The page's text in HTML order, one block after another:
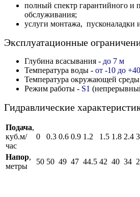
полный спектр гарантийного и
обслуживания;
услуги монтажа, пусконаладки
Эксплуатационные
Глубина всасывания - до 7 м
Температура воды - от -10 до
Температура окружающей
Режим работы - S1
Гидравлические
Подача,
куб.м/
час
0 0.3 0.6 0.9 1.2 1.5 1.8 2.4
Напор,
метры
50 50 49 47 44.5 42 40 34